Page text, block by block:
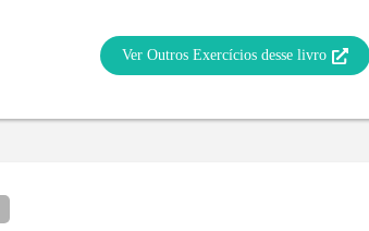
Ver Outros Exercícios desse livro